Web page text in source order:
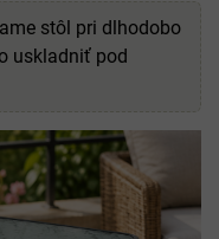
stôl pri dlhodobo
uskladniť pod